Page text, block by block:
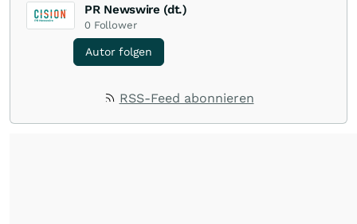
PR Newswire (dt.)
0 Follower
Autor folgen
RSS-Feed abonnieren